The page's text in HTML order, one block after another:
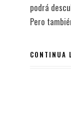
podrá
Pero
CONTINUA